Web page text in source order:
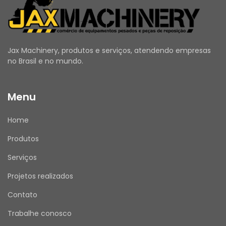
Modelos Compatíveis para o número de
Carregadeiras: 993K, 988K XE, 988K, 988,
Tratores de Rodas:
824, 834K, 824K, 854K, 844K
Compactadores de Aterro:
Compactadores de Solo:
Escrêiperes de Rodas:
Caminhões:
Caminhões Fora-de-Estrada:
6020, 6020B, 6030
Motores: C15, C18
Jax Machinery, produtos e serviços, atendendo empresas
no Brasil e no mundo.
Menu
Home
Produtos
Serviços
Projetos realizados
Contato
Trabalhe conosco